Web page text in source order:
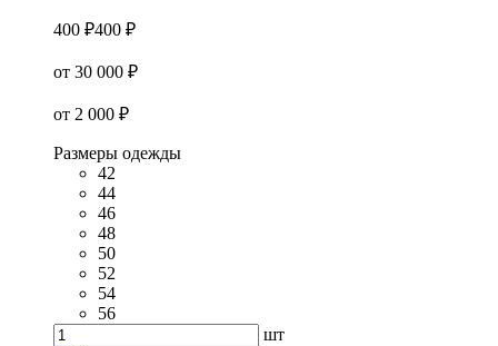
400 ₽400 ₽
от 30 000 ₽
от 2 000 ₽
Размеры одежды
42
44
46
48
50
52
54
56
шт